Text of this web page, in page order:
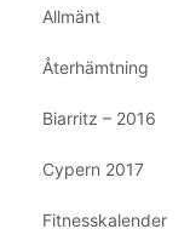
Allmänt
Återhämtning
Biarritz – 2016
Cypern 2017
Fitnesskalender